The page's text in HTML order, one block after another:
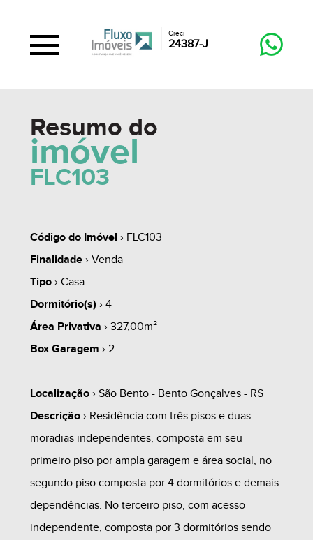
Creci
24387-J
Resumo do
imóvel
FLC103
Código do Imóvel › FLC103
Finalidade› Venda
Tipo› Casa
Dormitório(s) › 4
Área Privativa › 327,00m²
Box Garagem › 2
Localização› São Bento - Bento Gonçalves - RS
Descrição› Residência com três pisos e duas
moradias independentes, composta em seu
primeiro piso por ampla garagem e área social, no
segundo piso composta por 4 dormitórios e demais
dependências. No terceiro piso, com acesso
independente, composta por 3 dormitórios sendo